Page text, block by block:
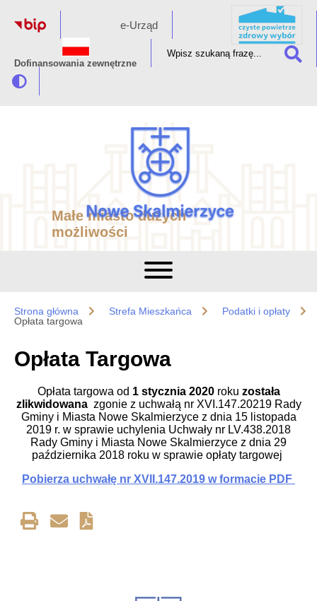
e-Urząd
Dofinansowania zewnętrzne
Małe miasto dużych
możliwości
Strona główna Strefa Mieszkańca
Podatki i opłaty
Opłata targowa
Opłata Targowa
Opłata targowa od 1 stycznia 2020roku została
zlikwidowana zgonie z uchwałą nr XVI.147.20219 Rady
Gminy i Miasta Nowe Skalmierzyce z dnia 15 listopada
2019 r. w sprawie uchylenia Uchwały nr LV.438.2018
Rady Gminy i Miasta Nowe Skalmierzyce z dnia 29
października 2018 roku w sprawie opłaty targowej
Pobierza uchwałę nr XVII.147.2019 w formacie PDF